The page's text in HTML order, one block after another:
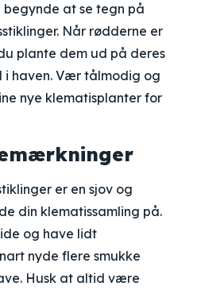
at se tegn på
Når rødderne er
plante dem ud på deres
i haven. Vær tålmodig og
nye klematisplanter for
er en sjov og
din klematissamling på.
og have lidt
nyde flere smukke
Husk at altid være